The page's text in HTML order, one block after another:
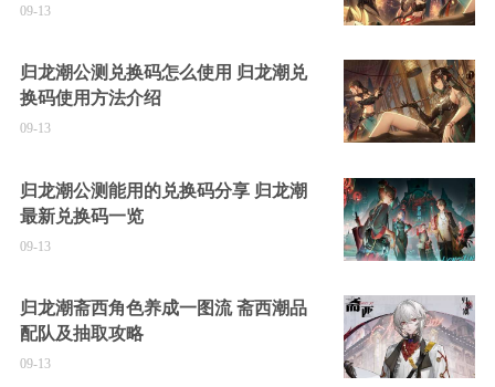
09-13
归龙潮公测兑换码怎么使用 归龙潮兑
换码使用方法介绍
09-13
归龙潮公测能用的兑换码分享 归龙潮
最新兑换码一览
09-13
归龙潮斋西角色养成一图流 斋西潮品
配队及抽取攻略
09-13